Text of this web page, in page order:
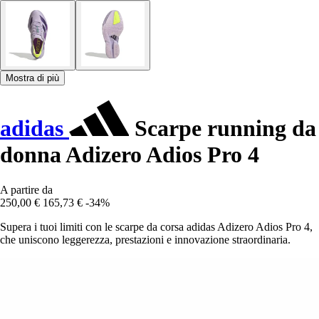
Mostra di più
adidas
Scarpe running da
donna Adizero Adios Pro 4
A partire da
250,00 € 165,73 € -34%
Supera i tuoi limiti con le scarpe da corsa adidas Adizero Adios Pro 4,
che uniscono leggerezza, prestazioni e innovazione straordinaria.